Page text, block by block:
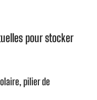
pour stocker
pilier de